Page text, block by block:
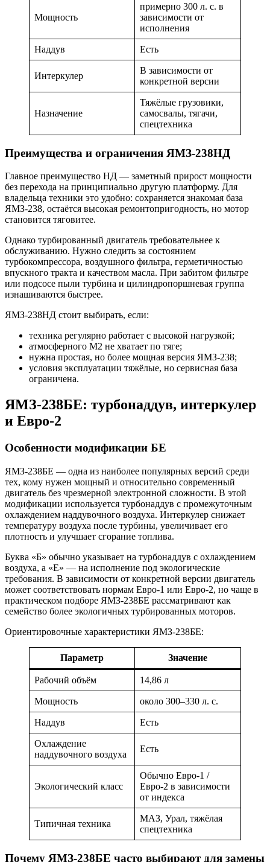
Мощность
примерно 300 л. с. в
зависимости от
исполнения
Наддув Есть
Интеркулер
В зависимости от
конкретной версии
Назначение
Тяжёлые грузовики,
самосвалы, тягачи,
спецтехника
Преимущества и ограничения ЯМЗ-238НД
Главное преимущество НД — заметный прирост мощности
без перехода на принципиально другую платформу. Для
владельца техники это удобно: сохраняется знакомая база
ЯМЗ-238, остаётся высокая ремонтопригодность, но мотор
становится тяговитее.
Однако турбированный двигатель требовательнее к
обслуживанию. Нужно следить за состоянием
турбокомпрессора, воздушного фильтра, герметичностью
впускного тракта и качеством масла. При забитом фильтре
или подсосе пыли турбина и цилиндропоршневая группа
изнашиваются быстрее.
ЯМЗ-238НД стоит выбирать, если:
техника регулярно работает с высокой нагрузкой;
атмосферного М2 не хватает по тяге;
нужна простая, но более мощная версия ЯМЗ-238;
условия эксплуатации тяжёлые, но сервисная база
ограничена.
ЯМЗ-238БЕ: турбонаддув, интеркулер
и Евро-2
Особенности модификации БЕ
ЯМЗ-238БЕ — одна из наиболее популярных версий среди
тех, кому нужен мощный и относительно современный
двигатель без чрезмерной электронной сложности. В этой
модификации используется турбонаддув с промежуточным
охлаждением наддувочного воздуха. Интеркулер снижает
температуру воздуха после турбины, увеличивает его
плотность и улучшает сгорание топлива.
Буква «Б» обычно указывает на турбонаддув с охлаждением
воздуха, а «Е» — на исполнение под экологические
требования. В зависимости от конкретной версии двигатель
может соответствовать нормам Евро-1 или Евро-2, но чаще в
практическом подборе ЯМЗ-238БЕ рассматривают как
семейство более экологичных турбированных моторов.
Ориентировочные характеристики ЯМЗ-238БЕ:
Параметр Значение
Рабочий объём 14,86 л
Мощность около 300–330 л. с.
Наддув Есть
Охлаждение
наддувочного воздуха
Есть
Экологический класс
Обычно Евро-1 /
Евро-2 в зависимости
от индекса
Типичная техника
МАЗ, Урал, тяжёлая
спецтехника
Почему ЯМЗ-238БЕ часто выбирают для замены